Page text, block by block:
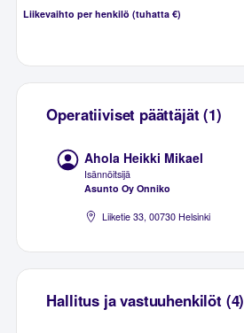
Liikevaihto per henkilö (tuhatta €)
Operatiiviset päättäjät (1)
Ahola Heikki Mikael
Isännöitsijä
Asunto Oy Onniko
Liiketie 33, 00730 Helsinki
Hallitus ja vastuuhenkilöt (4)